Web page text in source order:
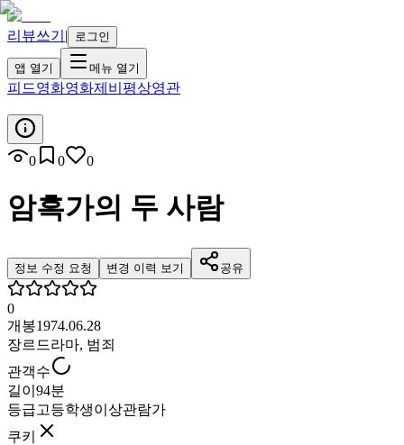
리뷰쓰기 | 로그인
앱 열기 메뉴 열기
피드영화영화제 비평상영관
0 0 0
암흑가의 두 사람
정보 수정 요청 변경 이력 보기 공유
0
개봉1974.06.28
장르 드라마, 범죄
관객수
길이 94분
등급고등학생이상관람가
쿠키